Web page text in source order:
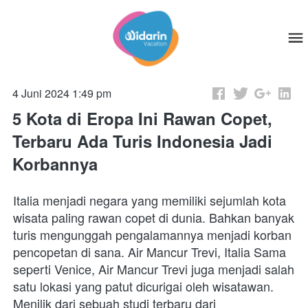
4 Juni 2024 1:49 pm
5 Kota di Eropa Ini Rawan Copet,
Terbaru Ada Turis Indonesia Jadi
Korbannya
Italia menjadi negara yang memiliki sejumlah kota
wisata paling rawan copet di dunia. Bahkan banyak
turis mengunggah pengalamannya menjadi korban
pencopetan di sana. Air Mancur Trevi, Italia Sama
seperti Venice, Air Mancur Trevi juga menjadi salah
satu lokasi yang patut dicurigai oleh wisatawan.
Menilik dari sebuah studi terbaru dari